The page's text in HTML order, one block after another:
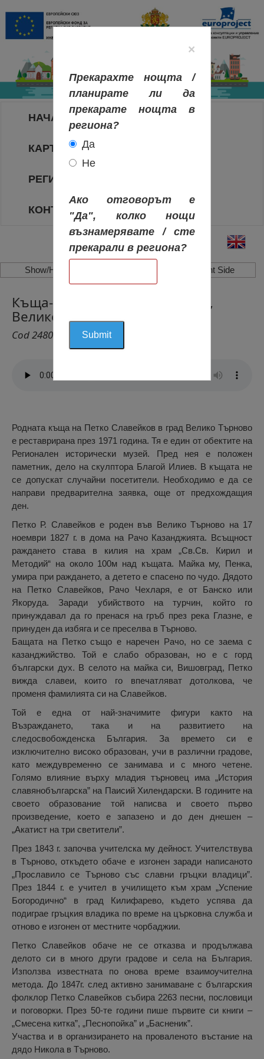
НАЧАЛО
КАРТА НА РЕГИОНИТЕ
РЕГИОНИ
КОНТАКТИ
Show/Hide Left Side Show/Hide Right Side
Къща-Музей Петко Славейков,
Велико Търново
Cod 2480
Родната къща на Петко Славейков в град Велико Търново
е реставрирана през 1971 година. Тя е един от обектите на
Регионален исторически музей. Пред нея е положен
паметник, дело на скулптора Благой Илиев. В къщата не
се допускат случайни посетители. Необходимо е да се
направи предварителна заявка, още от предхождащия
ден.
Петко Р. Славейков е роден във Велико Търново на 17
ноември 1827 г. в дома на Рачо Казанджията. Всъщност
раждането става в килия на храм „Св.Св. Кирил и
Методий“ на около 100м над къщата. Майка му, Пенка,
умира при раждането, а детето е спасено по чудо. Дядото
на Петко Славейков, Рачо Чехларя, е от Банско или
Якоруда. Заради убийството на турчин, който го
принуждавал да го пренася на гръб през река Глазне, е
принуден да избяга и се преселва в Търново.
Бащата на Петко също е наречен Рачо, но се заема с
казанджийство. Той е слабо образован, но е с горд
български дух. В селото на майка си, Вишовград, Петко
вижда славеи, които го впечатляват дотолкова, че
променя фамилията си на Славейков.
Той е една от най-значимите фигури както на
Възраждането, така и на развитието на
следосвобожденска България. За времето си е
изключително високо образован, учи в различни градове,
като междувременно се занимава и с много четене.
Голямо влияние върху младия търновец има „История
славянобългарска” на Паисий Хилендарски. В годините на
своето образование той написва и своето първо
произведение, което е запазено и до ден днешен –
„Акатист на три светители”.
През 1843 г. започва учителска му дейност. Учителствува
в Търново, откъдето обаче е изгонен заради написаното
„Прославило се Търново със славни гръцки владици”.
През 1844 г. е учител в училището към храм „Успение
Богородично“ в град Килифарево, където успява да
подиграе гръцкия владика по време на църковна служба и
отново е изгонен от местните чорбаджии.
Петко Славейков обаче не се отказва и продължава
делото си в много други градове и села на България.
Използва известната по онова време взаимоучителна
метода. До 1847г. след активно занимаване с българския
фолклор Петко Славейков събира 2263 песни, пословици
и поговорки. През 50-те години пише първите си книги –
„Смесена китка”, „Песнопойка” и „Басненик”.
Участва и в организирането на проваленото въстание на
дядо Никола в Търново.
×
Прекарахте нощта /
планирате ли да
прекарате нощта в
региона?
Да
Не
Ако отговорът е
"Да", колко нощи
възнамерявате / сте
прекарали в региона?